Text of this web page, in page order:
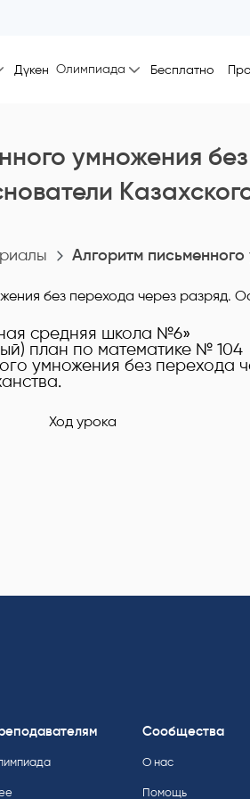
Дүкен Олимпиада Бесплатно
умножения
Алгоритм
средняя школа №6»
план по математике № 104
умножения без перехода
Сообщества
О нас
Помощь